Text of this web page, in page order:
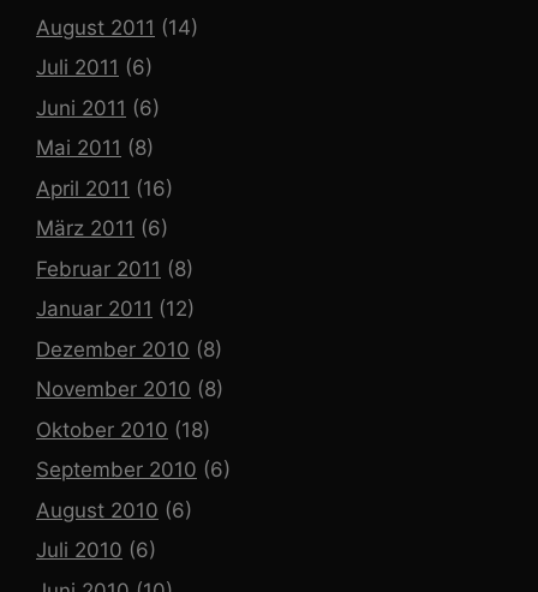
August 2011 (14)
Juli 2011 (6)
Juni 2011 (6)
Mai 2011 (8)
April 2011 (16)
März 2011 (6)
Februar 2011 (8)
Januar 2011 (12)
Dezember 2010 (8)
November 2010 (8)
Oktober 2010 (18)
September 2010 (6)
August 2010 (6)
Juli 2010 (6)